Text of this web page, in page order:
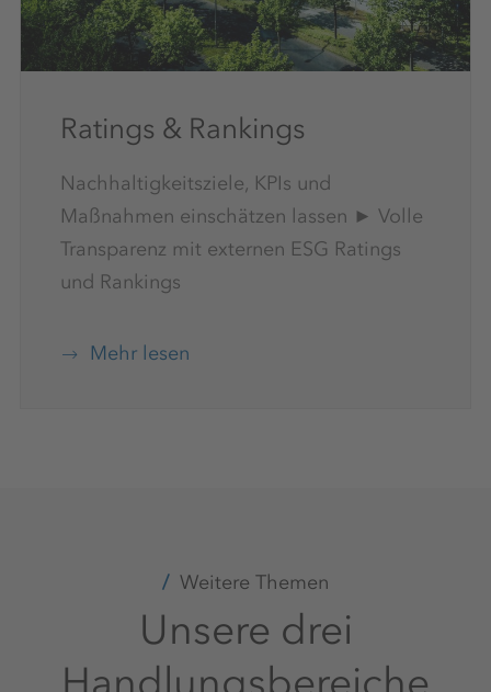
Ratings & Rankings
Nachhaltigkeitsziele, KPIs und
Maßnahmen einschätzen lassen ► Volle
Transparenz mit externen ESG Ratings
und Rankings
Mehr lesen
Weitere Themen
Unsere drei
Handlungsbereiche